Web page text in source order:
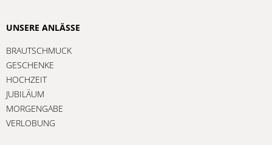
UNSERE ANLÄSSE
BRAUTSCHMUCK
GESCHENKE
HOCHZEIT
JUBILÄUM
MORGENGABE
VERLOBUNG